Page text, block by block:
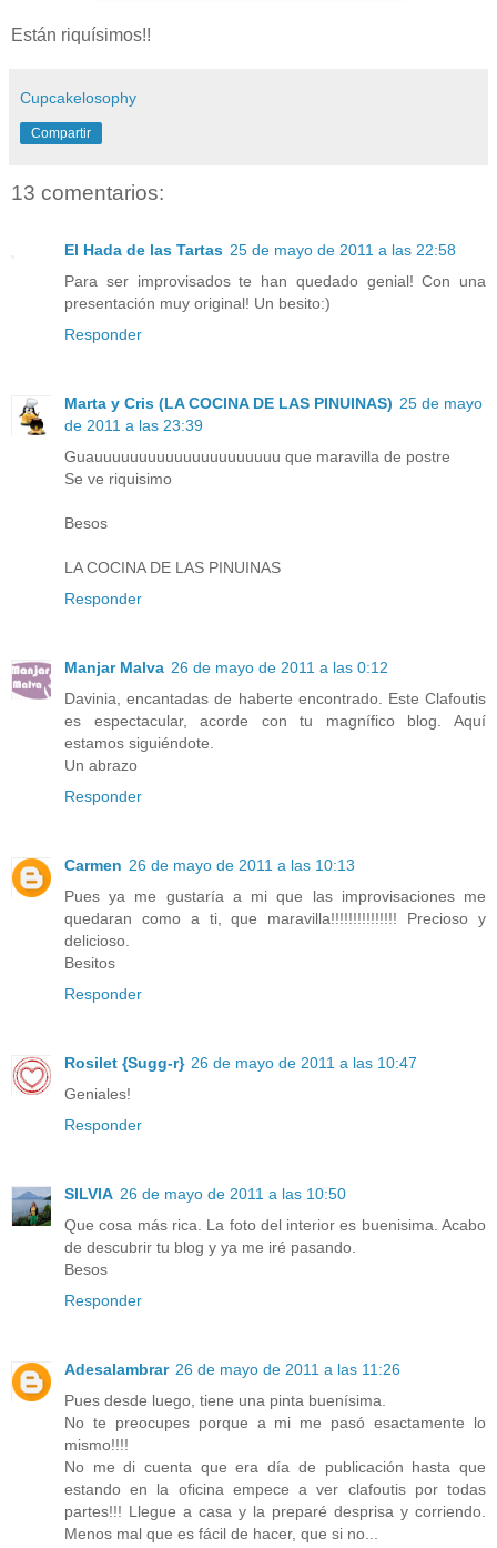
Están riquísimos!!
Cupcakelosophy
Compartir
13 comentarios:
El Hada de las Tartas 25 de mayo de 2011 a las 22:58
Para ser improvisados te han quedado genial! Con una
presentación muy original! Un besito:)
Responder
Marta y Cris (LA COCINA DE LAS PINUINAS) 25 de mayo
de 2011 a las 23:39
Guauuuuuuuuuuuuuuuuuuuuu que maravilla de postre
Se ve riquisimo
Besos
LA COCINA DE LAS PINUINAS
Responder
Manjar Malva 26 de mayo de 2011 a las 0:12
Davinia, encantadas de haberte encontrado. Este Clafoutis
es espectacular, acorde con tu magnífico blog. Aquí
estamos siguiéndote.
Un abrazo
Responder
Carmen 26 de mayo de 2011 a las 10:13
Pues ya me gustaría a mi que las improvisaciones me
quedaran como a ti, que maravilla!!!!!!!!!!!!!!! Precioso y
delicioso.
Besitos
Responder
Rosilet {Sugg-r} 26 de mayo de 2011 a las 10:47
Geniales!
Responder
SILVIA 26 de mayo de 2011 a las 10:50
Que cosa más rica. La foto del interior es buenisima. Acabo
de descubrir tu blog y ya me iré pasando.
Besos
Responder
Adesalambrar 26 de mayo de 2011 a las 11:26
Pues desde luego, tiene una pinta buenísima.
No te preocupes porque a mi me pasó esactamente lo
mismo!!!!
No me di cuenta que era día de publicación hasta que
estando en la oficina empece a ver clafoutis por todas
partes!!! Llegue a casa y la preparé desprisa y corriendo.
Menos mal que es fácil de hacer, que si no...